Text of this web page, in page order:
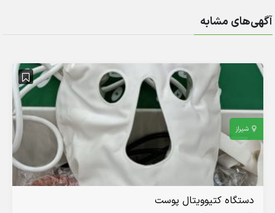
آگهی‌های مشابه
شیراز
دستگاه کتیوویتال پوست